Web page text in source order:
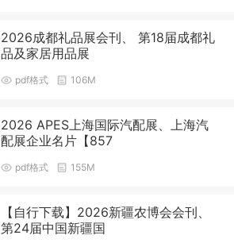
2026成都礼品展会刊、 第18届成都礼
品及家居用品展
pdf格式 106M
2026 APES上海国际汽配展、上海汽
配展企业名片【857
pdf格式 155M
【自行下载】2026新疆农博会会刊、
第24届中国新疆国